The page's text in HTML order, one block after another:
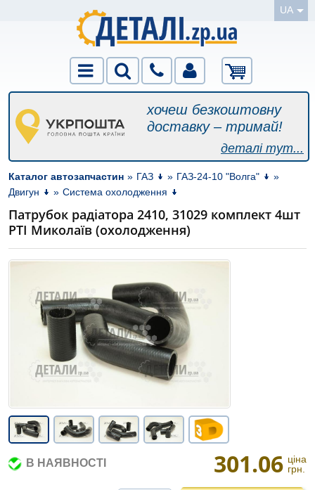
UA
хочеш безкоштовну
доставку – тримай!
деталі тут...
Каталог автозапчастин » ГАЗ » ГАЗ-24-10 "Волга"
»
Двигун
» Система охолодження
Патрубок радіатора 2410, 31029 комплект 4шт
РТІ Миколаїв (охолодження)
В НАЯВНОСТІ 301.06 ціна
грн.